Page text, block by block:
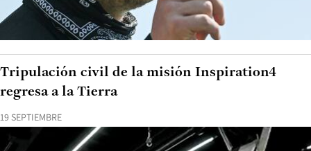
19 SEPTIEMBRE
Tripulación civil de la misión Inspiration4
regresa a la Tierra